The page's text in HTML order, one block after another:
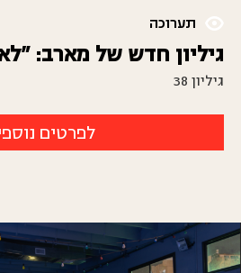
תערוכה
גיליון חדש של מארב:
גיליון 38
לפרטים